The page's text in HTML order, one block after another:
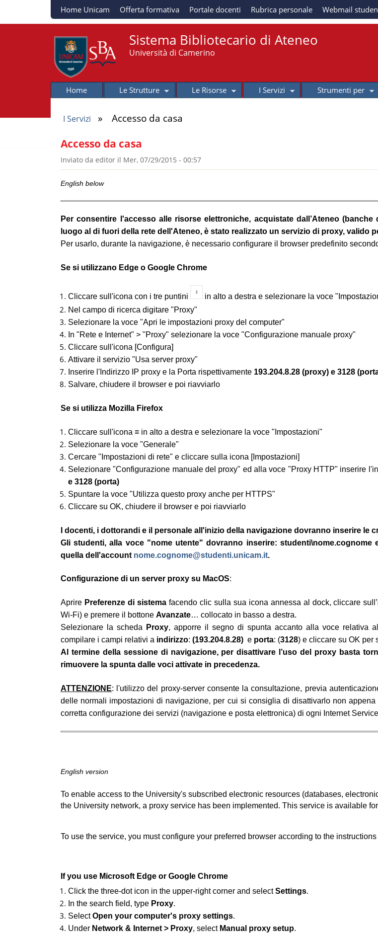
Salta al contenuto
principale
Home Unicam Offerta formativa Portale docenti Rubrica personale Webmail
Sistema Bibliotecario di Ateneo
Università di Camerino
Home Le Strutture Le Risorse I Servizi Strumenti per
I Servizi » Accesso da casa
Accesso da casa
Inviato da editor il Mer, 07/29/2015 - 00:57
English below
Per consentire l'accesso alle risorse elettroniche, acquistate dall’Ateneo
luogo al di fuori della rete dell'Ateneo, è stato realizzato un servizio di proxy, valido
Per usarlo, durante la navigazione, è necessario configurare il browser predefinito
Se si utilizzano Edge o Google Chrome
Cliccare sull'icona con i tre puntini in alto a destra e selezionare la voce
Nel campo di ricerca digitare "Proxy"
Selezionare la voce "Apri le impostazioni proxy del computer"
In "Rete e Internet" > "Proxy" selezionare la voce "Configurazione manuale proxy"
Cliccare sull'icona [Configura]
Attivare il servizio "Usa server proxy"
Inserire l'Indirizzo IP proxy e la Porta rispettivamente 193.204.8.28 (proxy) e 3128
Salvare, chiudere il browser e poi riavviarlo
Se si utilizza Mozilla Firefox
Cliccare sull'icona ≡ in alto a destra e selezionare la voce "Impostazioni"
Selezionare la voce "Generale"
Cercare "Impostazioni di rete" e cliccare sulla icona [Impostazioni]
Selezionare "Configurazione manuale del proxy" ed alla voce "Proxy HTTP" inserire
e 3128 (porta)
Spuntare la voce "Utilizza questo proxy anche per HTTPS"
Cliccare su OK, chiudere il browser e poi riavviarlo
I docenti, i dottorandi e il personale all'inizio della navigazione dovranno inserire le
Gli studenti, alla voce "nome utente" dovranno inserire:
quella dell'account nome.cognome@studenti.unicam.it.
Configurazione di un server proxy su MacOS:
Aprire Preferenze di sistemafacendo clic sulla sua icona annessa al dock, cliccare
Wi-Fi) e premere il bottone Avanzate… collocato in basso a destra.
Selezionare la scheda
Proxy, apporre il segno di spunta accanto alla voce relativa
compilare i campi relativi a indirizzo: (193.204.8.28) e porta: (3128) e cliccare su OK per
Al termine della sessione di navigazione, per disattivare l’uso del proxy basta
rimuovere la spunta dalle voci attivate in precedenza.
ATTENZIONE: l'utilizzo del proxy-server consente la consultazione, previa
delle normali impostazioni di navigazione, per cui si consiglia di disattivarlo non
corretta configurazione dei servizi (navigazione e posta elettronica) di ogni Internet
English version
To enable access to the University's subscribed electronic resources (databases,
the University network, a proxy service has been implemented. This service is available
To use the service, you must configure your preferred browser according to the instructions
If you use Microsoft Edge or Google Chrome
Click the three-dot icon in the upper-right corner and select Settings.
In the search field, type Proxy.
Select Open your computer's proxy settings.
Under Network & Internet > Proxy, select Manual proxy setup.